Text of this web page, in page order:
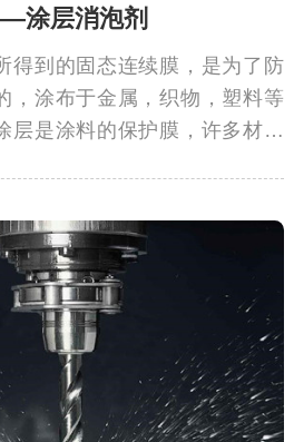
涂层消泡剂
得到的固态连续膜，是为了防
，涂布于金属，织物，塑料等
层是涂料的保护膜，许多材料